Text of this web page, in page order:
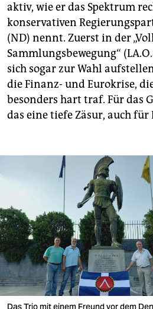
aktiv, wie er das Spektrum
konservativen
(ND) nennt. Zuerst in der
Sammlungsbewegung“
sich sogar zur Wahl
die Finanz- und Eurokrise,
besonders hart traf. Für das
das eine tiefe Zäsur, auch für
Das Trio mit einem Freund vor dem